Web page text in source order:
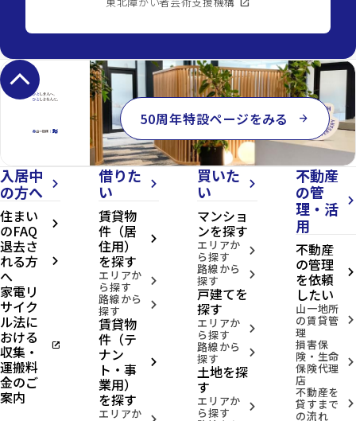
keyboard_arrow_up
50周年特設ページをみる arrow_forward
入居中
の方へ
arrow_forward_ios
住まい
のFAQ arrow_forward_ios
退去さ
れる方
へ
arrow_forward_ios
家電リ
サイク
ル法に
おける
収集・
運搬料
金のご
案内
open_in_new
借りた
い
arrow_forward_ios
賃貸物
件（居
住用）
を探す
arrow_forward_ios
エリアか
ら探す arrow_forward_ios
路線から
探す arrow_forward_ios
賃貸物
件（テ
ナン
ト・事
業用）
を探す
arrow_forward_ios
エリアか
買いた
い
arrow_forward_ios
マンショ
ンを探す
エリアか
ら探す arrow_forward_ios
路線から
探す arrow_forward_ios
戸建てを
探す
エリアか
ら探す arrow_forward_ios
路線から
探す arrow_forward_ios
土地を探
す
エリアか
ら探す arrow_forward_ios
不動産
の管
理・活
用
arrow_forward_ios
不動産
の管理
を依頼
したい
arrow_forward_ios
山一地所
の賃貸管
理
arrow_forward_ios
損害保
険・生命
保険代理
店
arrow_forward_ios
不動産を
貸すまで
の流れ
arrow_forward_ios